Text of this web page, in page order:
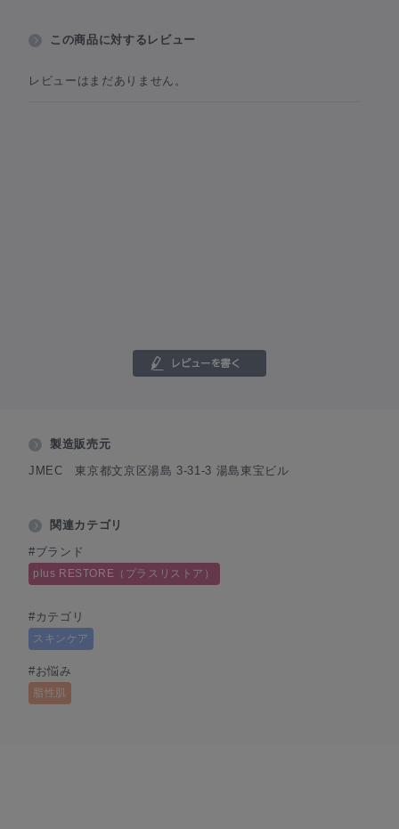
この商品に対するレビュー
レビューはまだありません。
製造販売元
JMEC 東京都文京区湯島 3-31-3 湯島東宝ビル
関連カテゴリ
#ブランド
plus RESTORE（プラスリストア）
#カテゴリ
スキンケア
#お悩み
脂性肌